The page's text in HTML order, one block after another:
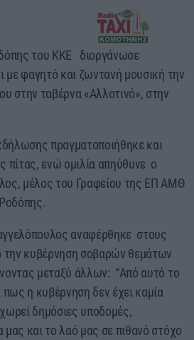
του ΚΚΕ διοργάνωσε
με φαγητό και ζωντανή μουσική την
στην ταβέρνα «Αλλοτινό», στην
πραγματοποιήθηκε και
πίτας, ενώ ομιλία απηύθυνε ο
μέλος του Γραφείου της ΕΠ ΑΜΘ
αναφέρθηκε στους
την κυβέρνηση σοβαρών θεμάτων
μεταξύ άλλων: “Από αυτό το
η κυβέρνηση δεν έχει καμία
δημόσιες υποδομές,
και το λαό μας σε πιθανό στόχο